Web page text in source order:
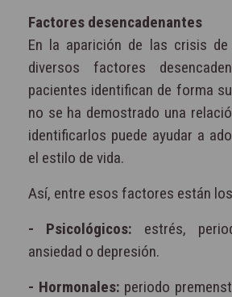
Factores desencadenantes
En la aparición de las crisis de
diversos factores
pacientes identifican de forma
no se ha demostrado una
identificarlos puede ayudar a
el estilo de vida.
Así, entre esos factores están
- Psicológicos: estrés,
ansiedad o depresión.
- Hormonales: periodo